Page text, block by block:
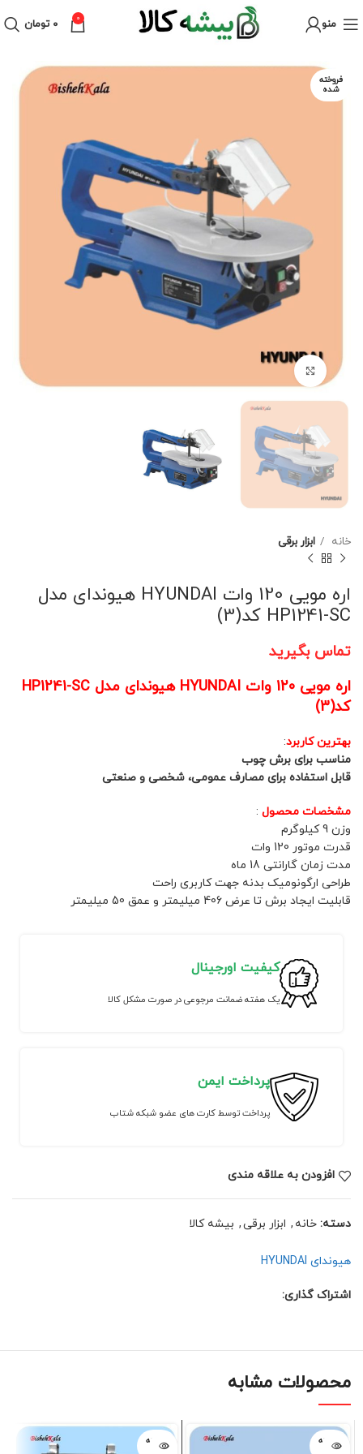
منو 0 ۰ تومان
فروخته
شده
خانه ابزار برقی
اره مویی 120 وات HYUNDAI هیوندای مدل
HP1241-SC کد(3)
تماس بگیرید
اره مویی 120 وات HYUNDAI هیوندای مدل HP1241-SC
کد(3)
بهترین کاربرد:
مناسب برای برش چوب
قابل استفاده برای مصارف عمومی، شخصی و صنعتی
مشخصات محصول :
وزن 9 کیلوگرم
قدرت موتور 120 وات
مدت زمان گارانتی 18 ماه
طراحی ارگونومیک بدنه جهت کاربری راحت
قابلیت ایجاد برش تا عرض 406 میلیمتر و عمق 50 میلیمتر
کیفیت اورجینال
یک هفته ضمانت مرجوعی در صورت مشکل کالا
پرداخت ایمن
پرداخت توسط کارت های عضو شبکه شتاب
افزودن به علاقه مندی
دسته: خانه , ابزار برقی, بیشه کالا
هیوندای HYUNDAI
اشتراک گذاری:
محصولات مشابه
فروخته
شده
فروخته
شده